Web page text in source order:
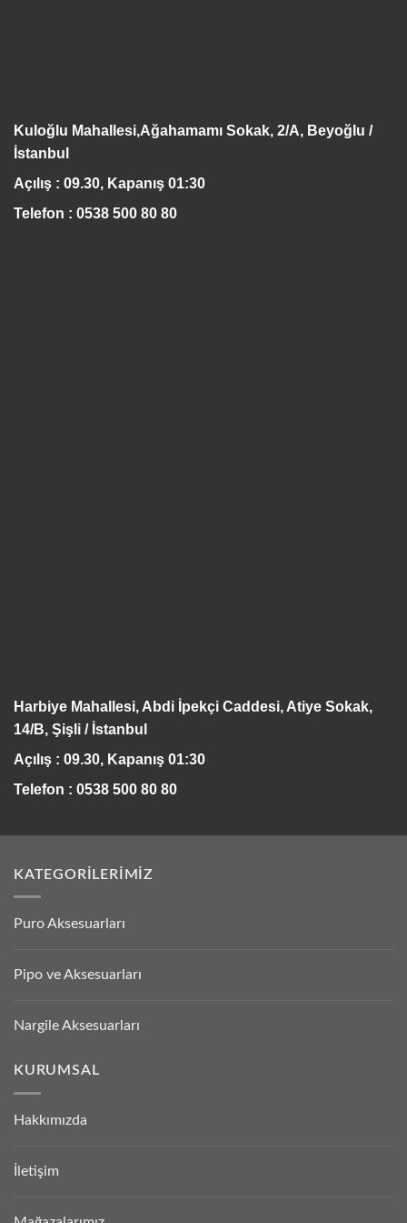
Kuloğlu Mahallesi,Ağahamamı Sokak, 2/A, Beyoğlu /
İstanbul
Açılış : 09.30, Kapanış 01:30
Telefon : 0538 500 80 80
Harbiye Mahallesi, Abdi İpekçi Caddesi, Atiye Sokak,
14/B, Şişli / İstanbul
Açılış : 09.30, Kapanış 01:30
Telefon : 0538 500 80 80
KATEGORILERIMIZ
Puro Aksesuarları
Pipo ve Aksesuarları
Nargile Aksesuarları
KURUMSAL
Hakkımızda
İletişim